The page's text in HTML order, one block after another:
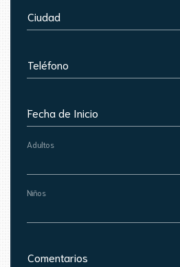
Ciudad
Teléfono
Fecha de Inicio
Adultos
Niños
Comentarios